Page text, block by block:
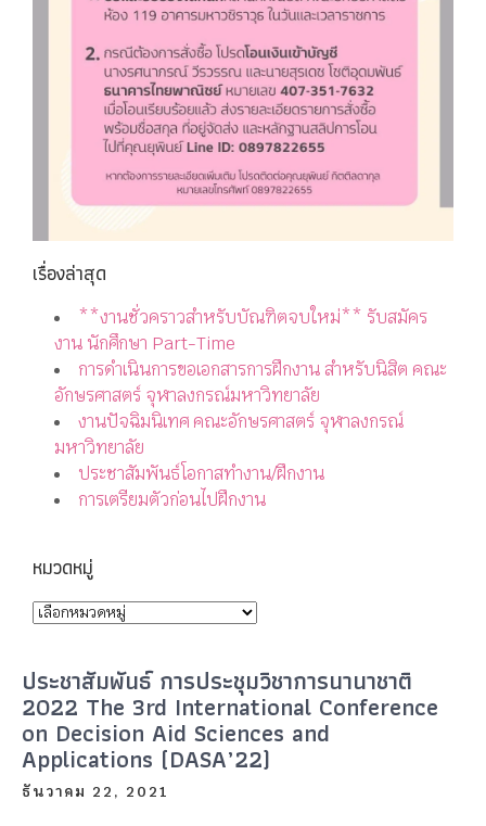
เรื่องล่าสุด
**งานชั่วคราวสำหรับบัณฑิตจบใหม่** รับสมัคร
งาน นักศึกษา Part-Time
การดำเนินการขอเอกสารการฝึกงาน สำหรับนิสิต คณะ
อักษรศาสตร์ จุฬาลงกรณ์มหาวิทยาลัย
งานปัจฉิมนิเทศ คณะอักษรศาสตร์ จุฬาลงกรณ์
มหาวิทยาลัย
ประชาสัมพันธ์โอกาสทำงาน/ฝึกงาน
การเตรียมตัวก่อนไปฝึกงาน
หมวดหมู่
ประชาสัมพันธ์ การประชุมวิชาการนานาชาติ
2022 The 3rd International Conference
on Decision Aid Sciences and
Applications (DASA’22)
ธันวาคม 22, 2021